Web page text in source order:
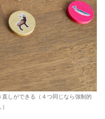
しができる（４つ同じなら強制的